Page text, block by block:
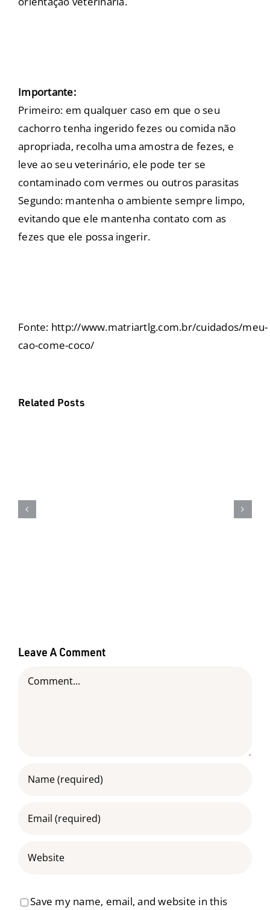
Importante:
Primeiro: em qualquer caso em que o seu
cachorro tenha ingerido fezes ou comida não
apropriada, recolha uma amostra de fezes, e
leve ao seu veterinário, ele pode ter se
contaminado com vermes ou outros parasitas
Segundo: mantenha o ambiente sempre limpo,
evitando que ele mantenha contato com as
fezes que ele possa ingerir.
Fonte: http://www.matriartlg.com.br/cuidados/meu-
cao-come-coco/
Related Posts
Leave A Comment
Comment
Save my name, email, and website in this